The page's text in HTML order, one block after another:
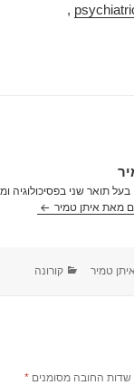
,
בעל תואר שני בפסיכולוגיה
מאת איתן טמיר‏
מחבר
איתן טמיר קטגוריות
קורונה
שדות החובה מסומנים*